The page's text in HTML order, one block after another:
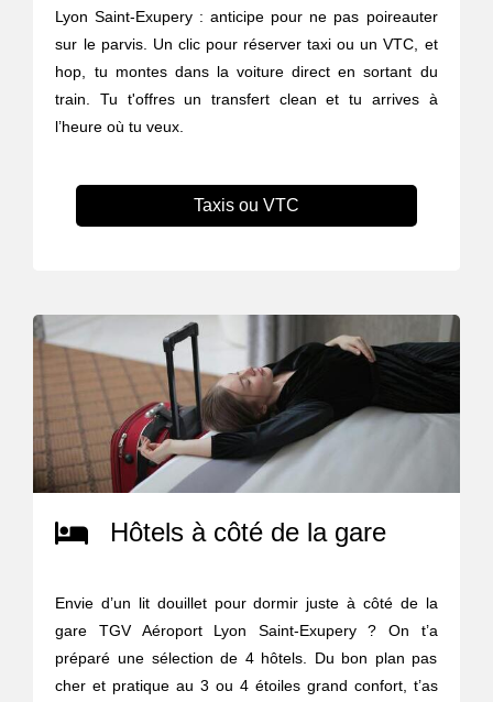
Lyon Saint-Exupery : anticipe pour ne pas poireauter
sur le parvis. Un clic pour réserver taxi ou un VTC, et
hop, tu montes dans la voiture direct en sortant du
train. Tu t'offres un transfert clean et tu arrives à
l’heure où tu veux.
Taxis ou VTC
Hôtels à côté de la gare
Envie d’un lit douillet pour dormir juste à côté de la
gare TGV Aéroport Lyon Saint-Exupery ? On t’a
préparé une sélection de 4 hôtels. Du bon plan pas
cher et pratique au 3 ou 4 étoiles grand confort, t’as